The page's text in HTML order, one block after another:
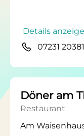
Details
07231
Döner am
Restaurant
Am